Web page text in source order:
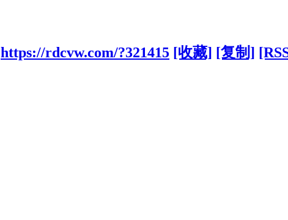
https://rdcvw.com/?321415 [收藏] [复制]